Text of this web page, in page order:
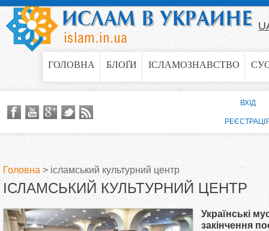
Jump to navigation
ГОЛОВНА БЛОҐИ ІСЛАМОЗНАВСТВО
В
и
Головна > ісламський культурний центр
ІСЛАМСЬКИЙ КУЛЬТУРНИЙ ЦЕНТР
Українські
закінчення
ВХІД